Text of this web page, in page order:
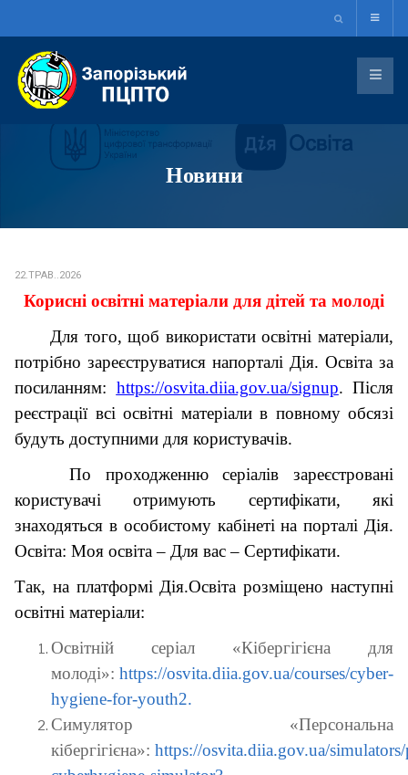
Новини
22.ТРАВ..2026
Корисні освітні матеріали для дітей та молоді
Для того, щоб використати освітні матеріали,
потрібно зареєструватися напорталі Дія. Освіта за
посиланням: https://osvita.diia.gov.ua/signup. Після
реєстрації всі освітні матеріали в повному обсязі
будуть доступними для користувачів.
По проходженню серіалів зареєстровані
користувачі отримують сертифікати, які
знаходяться в особистому кабінеті на порталі Дія.
Освіта: Моя освіта – Для вас – Сертифікати.
Так, на платформі Дія.Освіта розміщено наступні
освітні матеріали:
Освітній серіал «Кібергігієна для
молоді»: https://osvita.diia.gov.ua/courses/cyber-
hygiene-for-youth2.
Симулятор «Персональна
кібергігієна»: https://osvita.diia.gov.ua/